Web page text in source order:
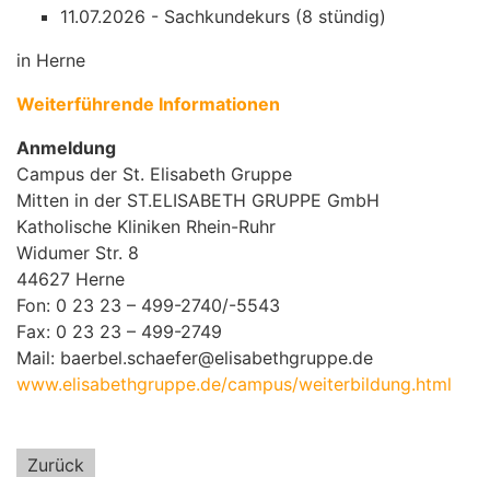
11.07.2026 - Sachkundekurs (8 stündig)
in Herne
Weiterführende Informationen
Anmeldung
Campus der St. Elisabeth Gruppe
Mitten in der ST.ELISABETH GRUPPE GmbH
Katholische Kliniken Rhein-Ruhr
Widumer Str. 8
44627 Herne
Fon: 0 23 23 – 499-2740/-5543
Fax: 0 23 23 – 499-2749
Mail: baerbel.schaefer@elisabethgruppe.de
www.elisabethgruppe.de/campus/weiterbildung.html
Zurück